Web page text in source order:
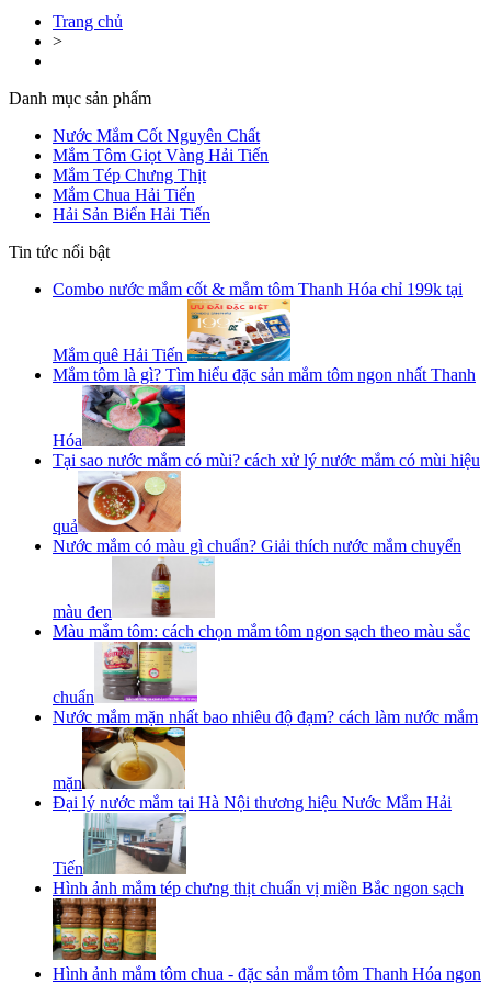
Trang chủ
>
Danh mục sản phẩm
Nước Mắm Cốt Nguyên Chất
Mắm Tôm Giọt Vàng Hải Tiến
Mắm Tép Chưng Thịt
Mắm Chua Hải Tiến
Hải Sản Biển Hải Tiến
Tin tức nổi bật
Combo nước mắm cốt & mắm tôm Thanh Hóa chỉ 199k tại
Mắm quê Hải Tiến
Mắm tôm là gì? Tìm hiểu đặc sản mắm tôm ngon nhất Thanh
Hóa
Tại sao nước mắm có mùi? cách xử lý nước mắm có mùi hiệu
quả
Nước mắm có màu gì chuẩn? Giải thích nước mắm chuyển
màu đen
Màu mắm tôm: cách chọn mắm tôm ngon sạch theo màu sắc
chuẩn
Nước mắm mặn nhất bao nhiêu độ đạm? cách làm nước mắm
mặn
Đại lý nước mắm tại Hà Nội thương hiệu Nước Mắm Hải
Tiến
Hình ảnh mắm tép chưng thịt chuẩn vị miền Bắc ngon sạch
Hình ảnh mắm tôm chua - đặc sản mắm tôm Thanh Hóa ngon